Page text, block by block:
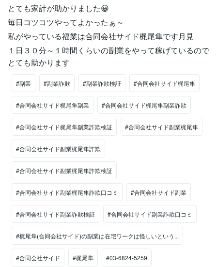
とても家計が助かりました😀
毎日コツコツやってよかったぁ～
私がやっている福業は合同会社サイド梶尾隼です月見
１日３０分～１時間くらいの副業をやって稼げているので
とても助かります
#副業 #副業詐欺 #副業詐欺検証 #合同会社サイド梶尾隼
#合同会社サイド梶尾隼副業 #合同会社サイド梶尾隼副業詐欺
#合同会社サイド梶尾隼副業詐欺検証 #合同会社サイド副業梶尾隼
#合同会社サイド副業梶尾隼詐欺
#合同会社サイド副業梶尾隼詐欺検証
#合同会社サイド副業梶尾隼詐欺口コミ #合同会社サイド副業
#合同会社サイド副業詐欺検証 #合同会社サイド副業詐欺口コミ
#梶尾隼(合同会社サイド)の副業は在宅ワークは怪しいという...
#合同会社サイド #梶尾隼 #03-6824-5259